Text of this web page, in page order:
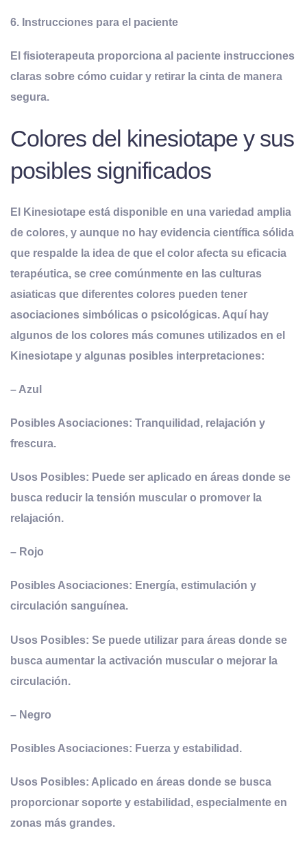
6. Instrucciones para el paciente
El fisioterapeuta proporciona al paciente instrucciones
claras sobre cómo cuidar y retirar la cinta de manera
segura.
Colores del kinesiotape y sus
posibles significados
El Kinesiotape está disponible en una variedad amplia
de colores, y aunque no hay evidencia científica sólida
que respalde la idea de que el color afecta su eficacia
terapéutica, se cree comúnmente en las culturas
asiaticas que diferentes colores pueden tener
asociaciones simbólicas o psicológicas. Aquí hay
algunos de los colores más comunes utilizados en el
Kinesiotape y algunas posibles interpretaciones:
– Azul
Posibles Asociaciones: Tranquilidad, relajación y
frescura.
Usos Posibles: Puede ser aplicado en áreas donde se
busca reducir la tensión muscular o promover la
relajación.
– Rojo
Posibles Asociaciones: Energía, estimulación y
circulación sanguínea.
Usos Posibles: Se puede utilizar para áreas donde se
busca aumentar la activación muscular o mejorar la
circulación.
– Negro
Posibles Asociaciones: Fuerza y estabilidad.
Usos Posibles: Aplicado en áreas donde se busca
proporcionar soporte y estabilidad, especialmente en
zonas más grandes.